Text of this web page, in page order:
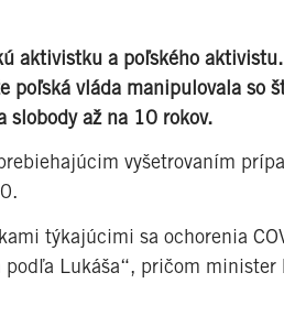
aktivistku a poľského
poľská vláda manipulovala so
až na 10 rokov.
vyšetrovaním
týkajúcimi sa ochorenia
Lukáša“, pričom minister